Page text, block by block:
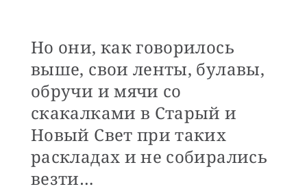
Но они, как говорилось
выше, свои ленты, булавы,
обручи и мячи со
скакалками в Старый и
Новый Свет при таких
раскладах и не собирались
везти…